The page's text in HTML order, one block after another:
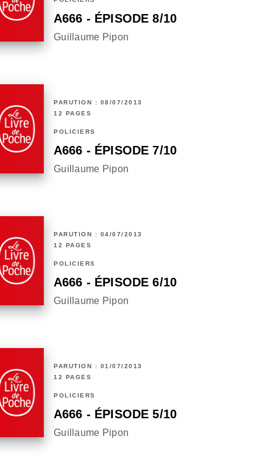
A666 - ÉPISODE 8/10
Guillaume Pipon
PARUTION : 08/07/2013
12 PAGES
POLICIERS
A666 - ÉPISODE 7/10
Guillaume Pipon
PARUTION : 04/07/2013
12 PAGES
POLICIERS
A666 - ÉPISODE 6/10
Guillaume Pipon
PARUTION : 01/07/2013
12 PAGES
POLICIERS
A666 - ÉPISODE 5/10
Guillaume Pipon